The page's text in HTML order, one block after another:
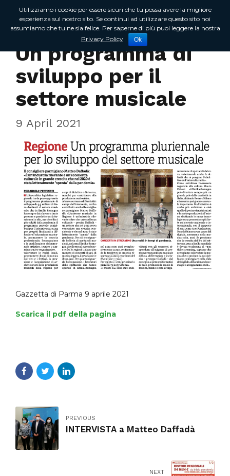
Rassegna Stampa
Un programma di
sviluppo per il
settore musicale
9 April 2021
Gazzetta di Parma 9 aprile 2021
Scarica il pdf della pagina
PREVIOUS
INTERVISTA a Matteo Daffadà
NEXT
Utilizziamo i cookie per essere sicuri che tu possa avere la migliore
esperienza sul nostro sito. Se continui ad utilizzare questo sito noi
assumiamo che tu ne sia felice. Per saperne di più puoi leggere la nostra
Privacy Policy
Ok